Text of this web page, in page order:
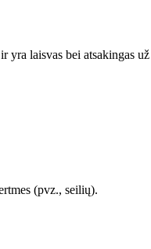
yra laisvas bei atsakingas
(pvz., seilių).